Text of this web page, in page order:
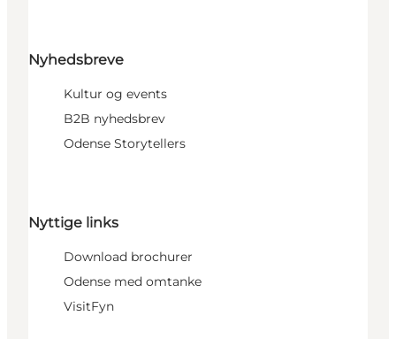
Nyhedsbreve
Kultur og events
B2B nyhedsbrev
Odense Storytellers
Nyttige links
Download brochurer
Odense med omtanke
VisitFyn